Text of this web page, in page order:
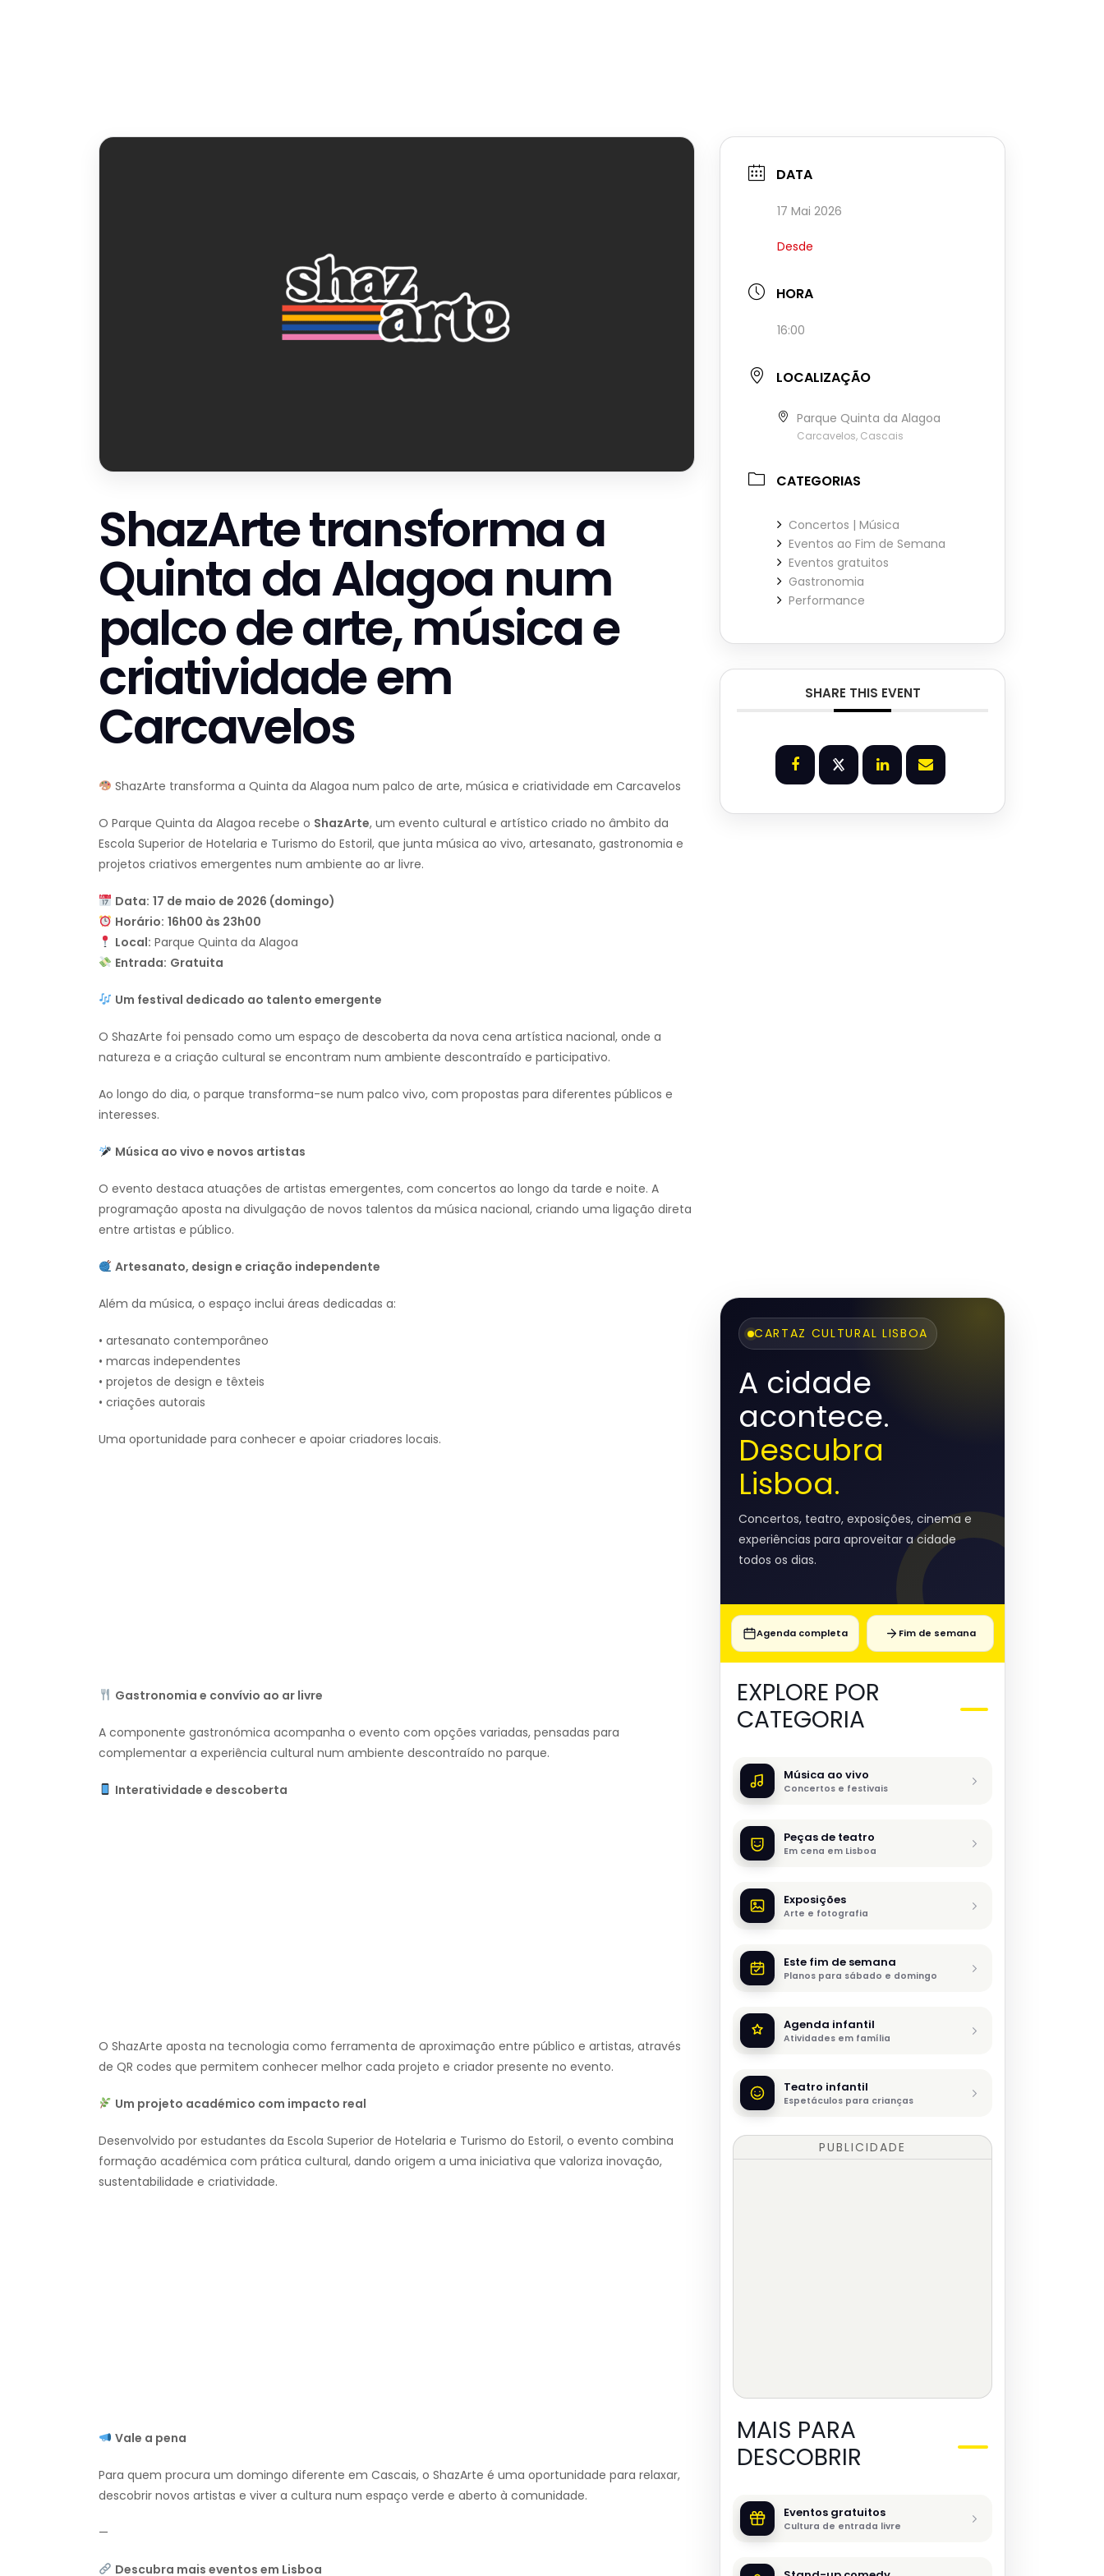
ShazArte transforma a
Quinta da Alagoa num
palco de arte, música e
criatividade em
Carcavelos
ShazArte transforma a Quinta da Alagoa num palco de arte, música e criatividade em Carcavelos
O Parque Quinta da Alagoa recebe o ShazArte, um evento cultural e artístico criado no âmbito da
Escola Superior de Hotelaria e Turismo do Estoril, que junta música ao vivo, artesanato, gastronomia e
projetos criativos emergentes num ambiente ao ar livre.
Data: 17 de maio de 2026 (domingo)
Horário: 16h00 às 23h00
Local: Parque Quinta da Alagoa
Entrada: Gratuita
Um festival dedicado ao talento emergente
O ShazArte foi pensado como um espaço de descoberta da nova cena artística nacional, onde a
natureza e a criação cultural se encontram num ambiente descontraído e participativo.
Ao longo do dia, o parque transforma-se num palco vivo, com propostas para diferentes públicos e
interesses.
Música ao vivo e novos artistas
O evento destaca atuações de artistas emergentes, com concertos ao longo da tarde e noite. A
programação aposta na divulgação de novos talentos da música nacional, criando uma ligação direta
entre artistas e público.
Artesanato, design e criação independente
Além da música, o espaço inclui áreas dedicadas a:
• artesanato contemporâneo
• marcas independentes
• projetos de design e têxteis
• criações autorais
Uma oportunidade para conhecer e apoiar criadores locais.
Gastronomia e convívio ao ar livre
A componente gastronómica acompanha o evento com opções variadas, pensadas para
complementar a experiência cultural num ambiente descontraído no parque.
Interatividade e descoberta
O ShazArte aposta na tecnologia como ferramenta de aproximação entre público e artistas, através
de QR codes que permitem conhecer melhor cada projeto e criador presente no evento.
Um projeto académico com impacto real
Desenvolvido por estudantes da Escola Superior de Hotelaria e Turismo do Estoril, o evento combina
formação académica com prática cultural, dando origem a uma iniciativa que valoriza inovação,
sustentabilidade e criatividade.
Vale a pena
Para quem procura um domingo diferente em Cascais, o ShazArte é uma oportunidade para relaxar,
descobrir novos artistas e viver a cultura num espaço verde e aberto à comunidade.
—
Descubra mais eventos em Lisboa
DATA
17 Mai 2026
Desde
HORA
16:00
LOCALIZAÇÃO
Parque Quinta da Alagoa
Carcavelos, Cascais
CATEGORIAS
Concertos | Música
Eventos ao Fim de Semana
Eventos gratuitos
Gastronomia
Performance
SHARE THIS EVENT
CARTAZ CULTURAL LISBOA
A cidade
acontece.
Descubra
Lisboa.
Concertos, teatro, exposições, cinema e
experiências para aproveitar a cidade
todos os dias.
Agenda completa Fim de semana
EXPLORE POR
CATEGORIA
Música ao vivo
Concertos e festivais
Peças de teatro
Em cena em Lisboa
Exposições
Arte e fotografia
Este fim de semana
Planos para sábado e domingo
Agenda infantil
Atividades em família
Teatro infantil
Espetáculos para crianças
PUBLICIDADE
MAIS PARA
DESCOBRIR
Eventos gratuitos
Cultura de entrada livre